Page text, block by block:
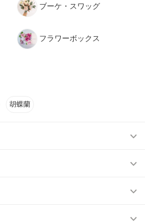
ブーケ・スワッグ
フラワーボックス
胡蝶蘭